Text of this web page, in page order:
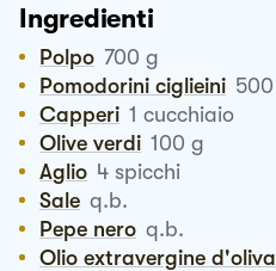
Ingredienti
Polpo 700 g
Pomodorini ciglieini 500
Capperi 1 cucchiaio
Olive verdi 100 g
Aglio 4 spicchi
Sale q.b.
Pepe nero q.b.
Olio extravergine d'oliva